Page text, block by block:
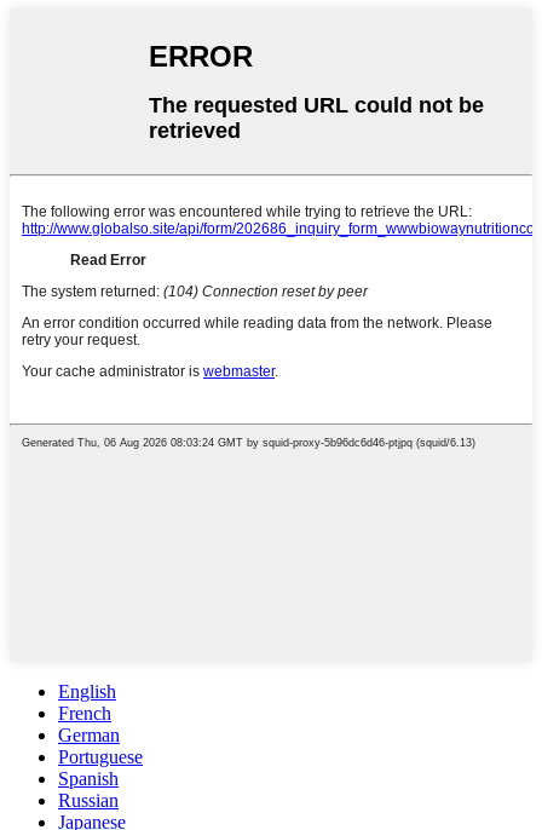
English
French
German
Portuguese
Spanish
Russian
Japanese